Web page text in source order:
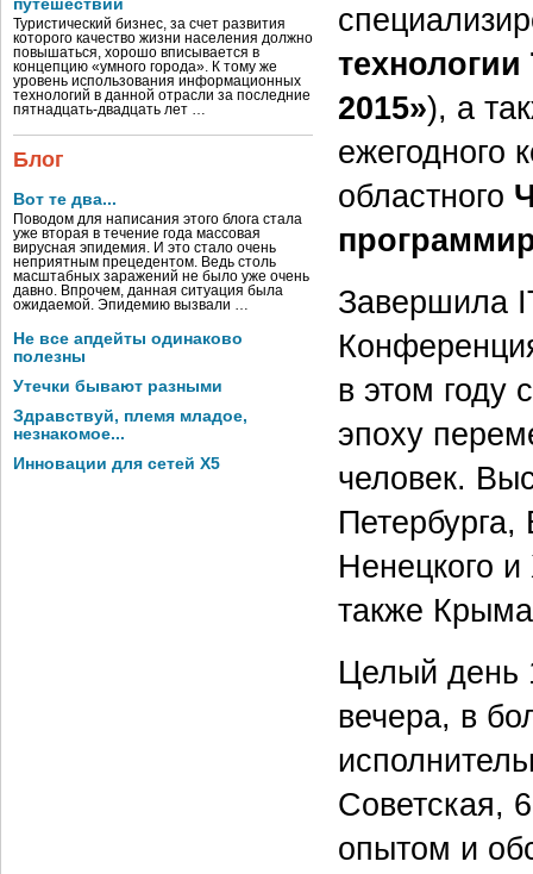
путешествий
Туристический бизнес, за счет развития
которого качество жизни населения должно
повышаться, хорошо вписывается в
концепцию «умного города». К тому же
уровень использования информационных
технологий в данной отрасли за последние
пятнадцать-двадцать лет …
Блог
Вот те два...
Поводом для написания этого блога стала
уже вторая в течение года массовая
вирусная эпидемия. И это стало очень
неприятным прецедентом. Ведь столь
масштабных заражений не было уже очень
давно. Впрочем, данная ситуация была
ожидаемой. Эпидемию вызвали …
Не все апдейты одинаково
полезны
Утечки бывают разными
Здравствуй, племя младое,
незнакомое...
Инновации для сетей X5
2015»), а
ежегодного
областного
Завершила
в этом году
эпоху
человек.
Петербурга,
Ненецкого
также
Целый день
вечера, в
Советская,
опытом и